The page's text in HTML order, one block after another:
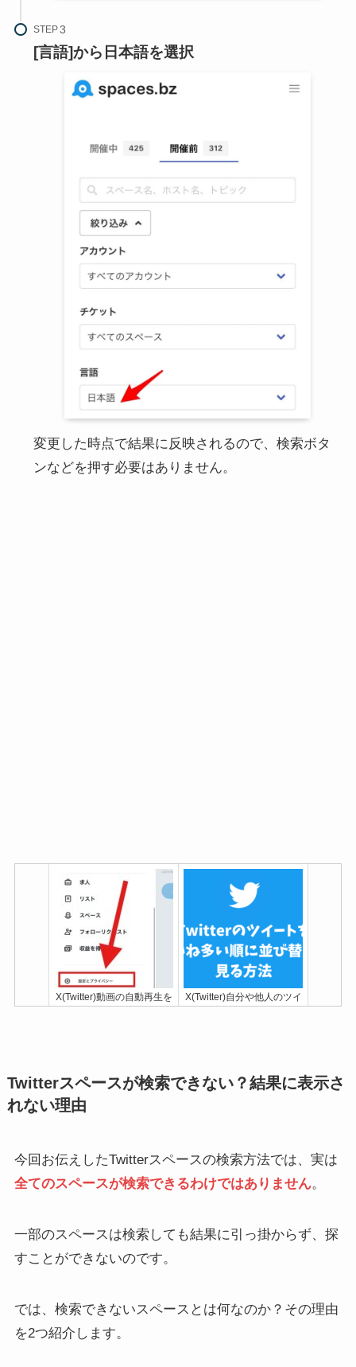
STEP
[言語]から日本語を選択
変更した時点で結果に反映されるので、検索ボタ
ンなどを押す必要はありません。
X(Twitter)動画の自動再生を
止める設定方法！
X(Twitter)自分や他人のツイ
ートをいいね多い順に並び
X(Twitter)”操作を完了でき
X(Twitter)のROM専うざ
う
Twitterスペースが検索できない？結果に表示さ
れない理由
今回お伝えしたTwitterスペースの検索方法では、実は
全てのスペースが検索できるわけではありません。
一部のスペースは検索しても結果に引っ掛からず、探
すことができないのです。
では、検索できないスペースとは何なのか？その理由
を2つ紹介します。